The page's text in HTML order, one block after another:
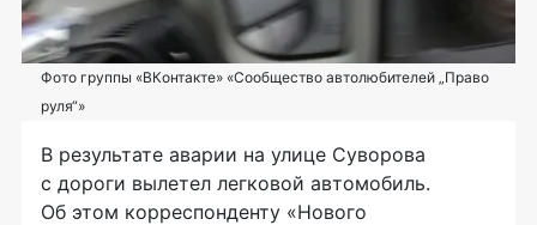
Фото группы «ВКонтакте» «Сообщество автолюбителей „Право
руля“»
В результате аварии на улице Суворова
с дороги вылетел легковой автомобиль.
Об этом корреспонденту «Нового